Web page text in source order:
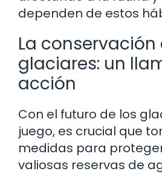
dependen de estos
La conservación
glaciares: un
acción
Con el futuro de los
juego, es crucial que
medidas para
valiosas reservas de